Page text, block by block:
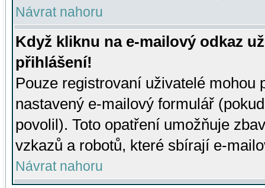
Návrat nahoru
Když kliknu na e-mailový odkaz
přihlášení!
Pouze registrovaní uživatelé mohou
nastavený e-mailový formulář
povolil). Toto opatření umožňuje
vzkazů a robotů, které sbírají e-
Návrat nahoru